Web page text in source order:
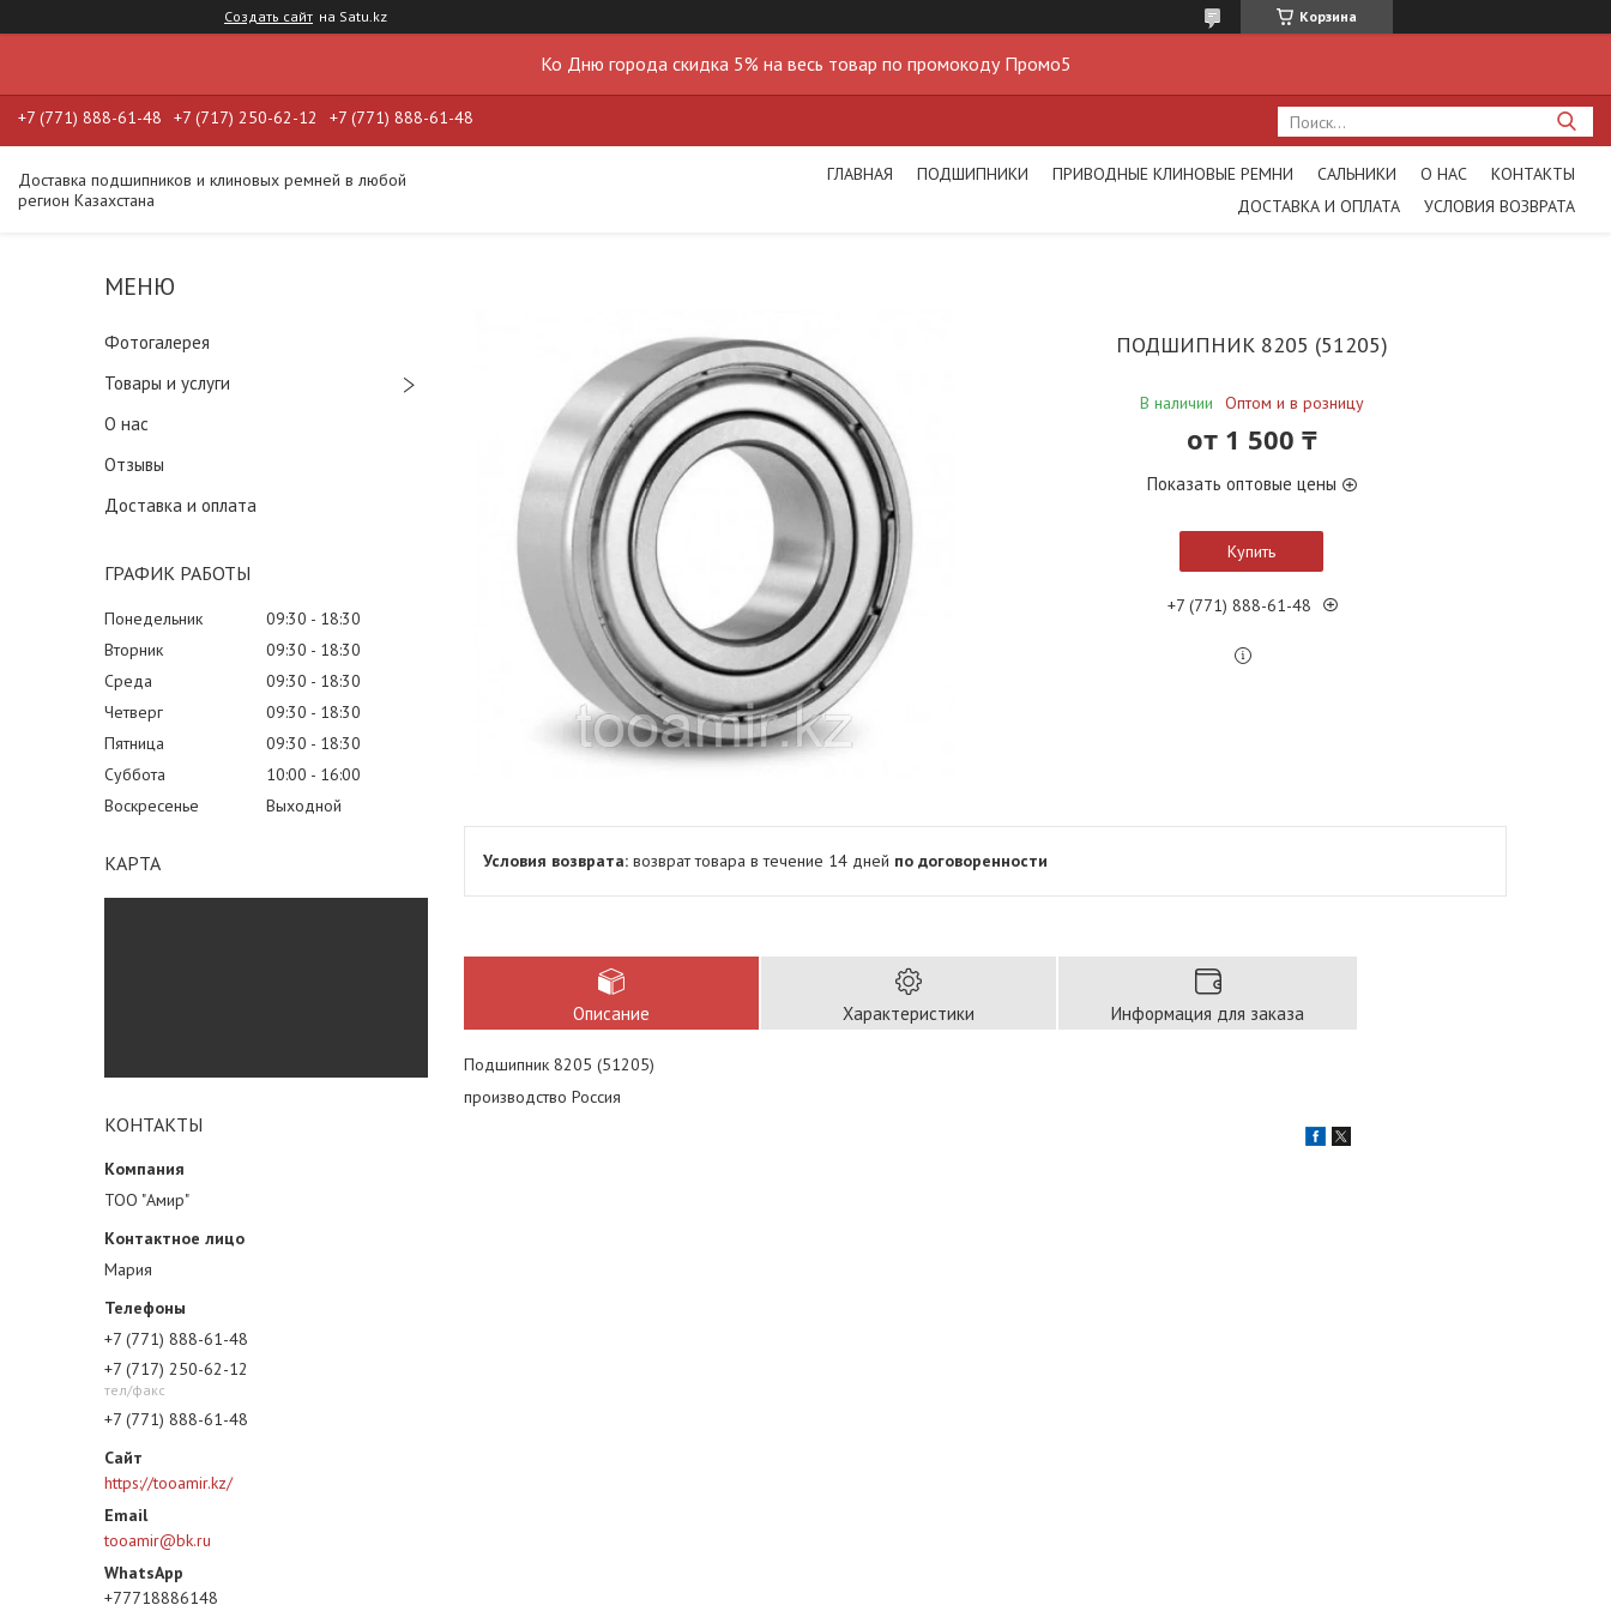
Создать сайт на Satu.kz Корзина
Ко Дню города скидка 5% на весь товар по промокоду Промо5
+7 (771) 888-61-48 +7 (717) 250-62-12 +7 (771) 888-61-48
Доставка подшипников и клиновых ремней в любой
регион Казахстана
ГЛАВНАЯ ПОДШИПНИКИ ПРИВОДНЫЕ КЛИНОВЫЕ РЕМНИ САЛЬНИКИ О НАС
КОНТАКТЫ
ДОСТАВКА И ОПЛАТА
УСЛОВИЯ ВОЗВРАТА
Фотогалерея
Товары и услуги
О нас
Отзывы
Доставка и оплата
ГРАФИК РАБОТЫ
Понедельник 09:30
18:30
Вторник
09:30
18:30
Среда
09:30
18:30
Четверг
09:30
18:30
Пятница
09:30
18:30
Суббота
10:00
16:00
Воскресенье
Выходной
КАРТА
КОНТАКТЫ
ТОО "Амир"
Мария
+7 (771) 888-61-48
+7 (717) 250-62-12
тел/факс
+7 (771) 888-61-48
https://tooamir.kz/
tooamir@bk.ru
+77718886148
ПОДШИПНИК 8205 (51205)
В наличии Оптом и в розницу
от 1 500 ₸
Показать оптовые цены
Купить
+7 (771) 888-61-48
возврат товара в течение 14 дней по договоренности
Описание Характеристики Информация для заказа
Подшипник 8205 (51205)
производство Россия